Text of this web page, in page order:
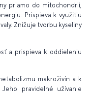
priamo do mitochondrií,
Prispieva k využitiu
Znižuje tvorbu kyseliny
a prispieva k oddieleniu
makroživín a k
pravidelné užívanie